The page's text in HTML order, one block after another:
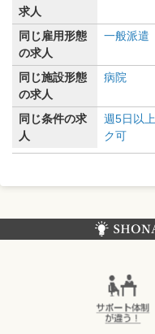
求人
同じ雇用形態
の求人
一般派遣
同じ施設形態
の求人
病院
同じ条件の求
人
週5日以上
ク可